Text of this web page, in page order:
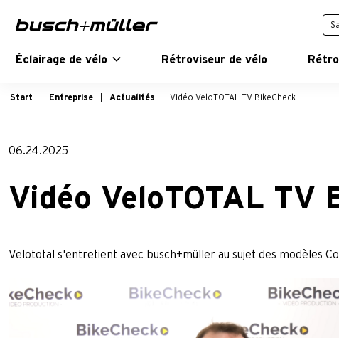
Éclairage de vélo Rétroviseur de vélo
Start Entreprise Actualités Vidéo VeloTOTAL TV BikeCheck
06.24.2025
Vidéo VeloTOTAL TV
Velototal s'entretient avec busch+müller au sujet des modèles